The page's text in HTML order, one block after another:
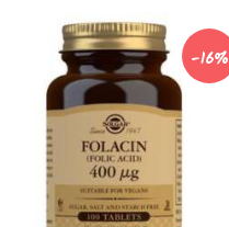
-16%